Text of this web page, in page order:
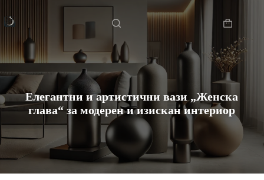
to
content
Shopping
Елегантни и артистични вази „Женска
глава“ за модерен и изискан интериор